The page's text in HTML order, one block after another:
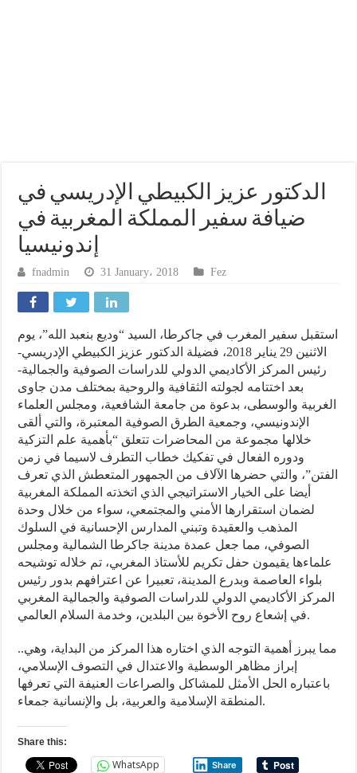
الدكتور عزيز الكبيطي الإدريسي في
ضيافة سفير المملكة المغربية في
إندونيسيا
fnadmin 31 January، 2018 Fez
استقبل سفير المغرب في جاكرطا، السيد “وديع بنعبد الله”، يوم
الاثنين 29 يناير 2018، فضيلة الدكتور عزيز الكبيطي الإدريسي-
رئيس المركز الأكاديمي الدولي للدراسات الصوفية والجمالية-
بعد اختتامه لجولته الثقافية والروحية بمختلف مدن جاوى
الغربية والوسطى، بدعوة من جامعة الشافعية، ومجلس العلماء
الإندونيسي، وجمعية الطرق الصوفية المعتبرة، والتي ألقى
خلالها مجموعة من المحاضرات تتعلق “بأهمية علم التزكية
ودوره الفعال في تفكيك خطاب التطرف لاسيما في زمن
الفتن”، والتي حضرها الآلاف من الجمهور المتعطش الذي تعرف
أيضا على الخيار الاستراتيجي الذي اتخذته المملكة المغربية
لضمان استقرارها الأمني والمجتمعي، سواء من خلال وحدة
المذهب والعقيدة وتبني المدارس الإحسانية في السلوك
الصوفي، مما جعل عمدة مدينة جاكرطا الشمالية ومجلس
علماءها يقيمون حفل تكريم للأستاذ المغربي، تم خلاله توشيحه
بلواء العاصمة وبدرع المدينة، تعبيرا عن اعترافهم بدور رئيس
المركز الأكاديمي الدولي للدراسات الصوفية والجمالية المغربي
في إشعاع روح الأخوة بين البلدين، وخدمة السلام العالمي.
..مما يبرز أهمية التوجه الذي اختاره هذا المركز من البداية، وهي
إبراز مظاهر الوسطية والاعتدال في التصوف الإسلامي،
باعتباره الحل الأمثل للمشاكل والصراعات العنيفة التي تعرفها
المنطقة الإسلامية والعربية، بل والإنسانية جمعاء.
Share this:
WhatsApp Share